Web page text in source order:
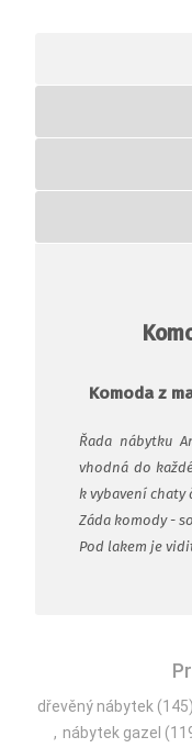
Komoda z
Řada nábytku
vhodná do
k vybavení chaty
Záda komody -
Pod lakem je
dřevěný nábytek (145)
, nábytek gazel